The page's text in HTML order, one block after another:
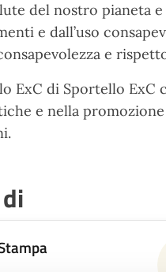
del nostro pianeta
e dall’uso
e
ExC di Sportello
e nella